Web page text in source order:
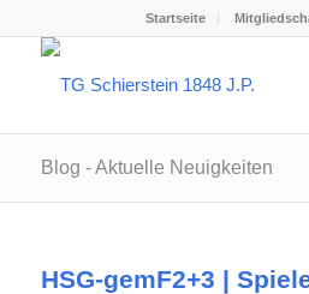
Startseite
Blog - Aktuelle Neuigkeiten
HSG-gemF2+3 |